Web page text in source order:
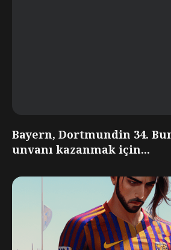
Bayern, Dortmundin 34.
unvanı kazanmak için...